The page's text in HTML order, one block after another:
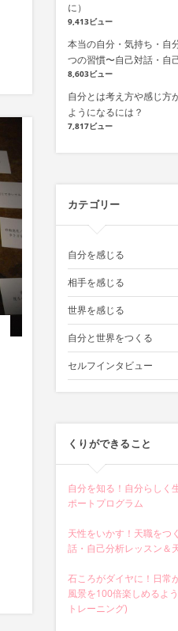
に）
9,413ビュー
本当の自分・気持ち・自
つの習慣〜自己対話・自
8,603ビュー
自分とは考え方や感じ方
ようになるには？
7,817ビュー
カテゴリー
自分を感じる
相手を感じる
世界を感じる
自分と世界をつくる
セルフインタビュー
くりができること
自分を知る！自分らしく
ポートプログラム
天性をいかす！天職をつ
話・自己分析レッスン＆
石ころがダイヤに！日常
風景を100倍楽しめるよ
トレーニング)